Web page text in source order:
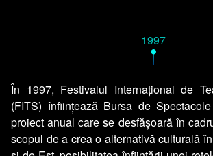
1997
•
În 1997, Festivalul Internațional de
(FITS) înființează Bursa de
proiect anual care se desfășoară în
scopul de a crea o alternativă culturală